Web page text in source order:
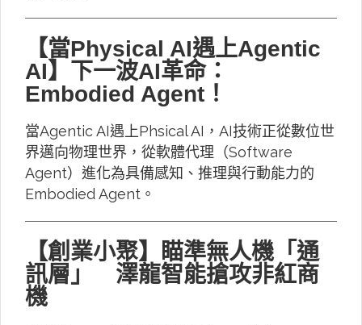
【當Physical AI遇上Agentic
AI】下一波AI革命：
Embodied Agent！
當Agentic AI遇上Phsical AI，AI技術正從數位世
界邁向物理世界，從軟體代理（Software
Agent）進化為具備感知、推理與行動能力的
Embodied Agent。
【創業小聚】瞄準無人機「通
訊層」 澤龍智能搶攻非紅商
機